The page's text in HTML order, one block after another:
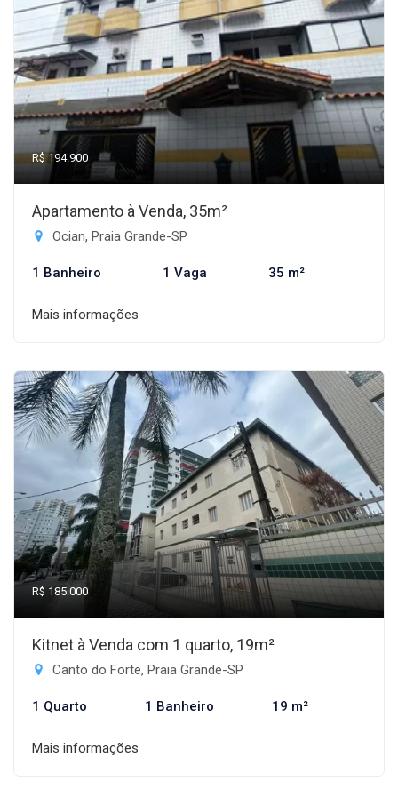
R$ 194.900
Apartamento à Venda, 35m²
Ocian, Praia Grande-SP
1 Banheiro 1 Vaga 35 m²
Mais informações
R$ 185.000
Kitnet à Venda com 1 quarto, 19m²
Canto do Forte, Praia Grande-SP
1 Quarto 1 Banheiro 19 m²
Mais informações